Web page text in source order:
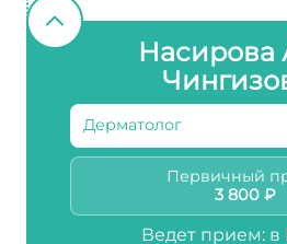
Насирова
Дерматолог
Первичный
3 800 ₽
Ведет прием: в